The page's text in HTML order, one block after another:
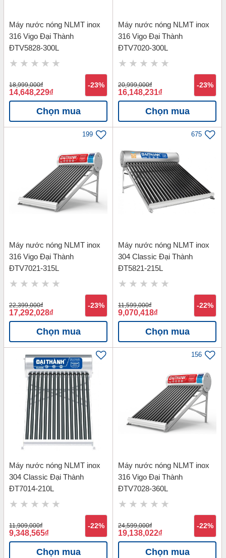
Máy nước nóng NLMT inox
316 Vigo Đại Thành
ĐTV5828-300L
18,999,000đ
14,648,229đ
-23%
Chọn mua
Máy nước nóng NLMT inox
316 Vigo Đại Thành
ĐTV7020-300L
20,999,000đ
16,148,231đ
-23%
Chọn mua
199
Máy nước nóng NLMT inox
316 Vigo Đại Thành
ĐTV7021-315L
22,399,000đ
17,292,028đ
-23%
Chọn mua
675
Máy nước nóng NLMT inox
304 Classic Đại Thành
ĐT5821-215L
11,599,000đ
9,070,418đ
-22%
Chọn mua
Máy nước nóng NLMT inox
304 Classic Đại Thành
ĐT7014-210L
11,909,000đ
9,348,565đ
-22%
Chọn mua
156
Máy nước nóng NLMT inox
316 Vigo Đại Thành
ĐTV7028-360L
24,599,000đ
19,138,022đ
-22%
Chọn mua